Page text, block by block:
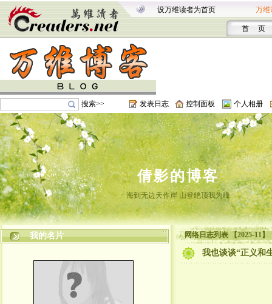
设万维读者为首页 万维
首 页
搜索>> 发表日志 控制面板 个人相册
倩影的博客
海到无边天作岸 山登绝顶我为峰
我的名片 网络日志列表 【2025-11】
我也谈谈“正义和